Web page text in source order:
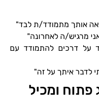
אותך מתמודד/ת לבד"
מרגיש/ה לאחרונה"
על דרכים להתמודד עם
לדבר איתך על זה"